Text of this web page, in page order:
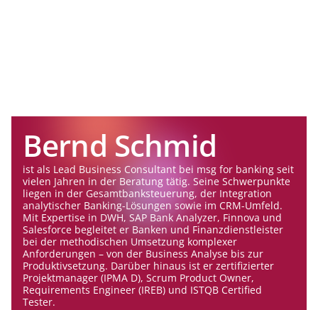
Bernd Schmid
ist als Lead Business Consultant bei msg for banking seit
vielen Jahren in der Beratung tätig. Seine Schwerpunkte
liegen in der Gesamtbanksteuerung, der Integration
analytischer Banking-Lösungen sowie im CRM-Umfeld.
Mit Expertise in DWH, SAP Bank Analyzer, Finnova und
Salesforce begleitet er Banken und Finanzdienstleister
bei der methodischen Umsetzung komplexer
Anforderungen – von der Business Analyse bis zur
Produktivsetzung. Darüber hinaus ist er zertifizierter
Projektmanager (IPMA D), Scrum Product Owner,
Requirements Engineer (IREB) und ISTQB Certified
Tester.